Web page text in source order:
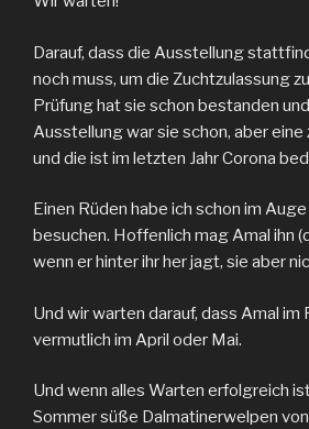
Darauf, dass die Ausstellung
noch muss, um die Zuchtzulassung
Prüfung hat sie schon bestanden
Ausstellung war sie schon, aber
und die ist im letzten Jahr Corona
Einen Rüden habe ich schon im
besuchen. Hoffenlich mag Amal ihn
wenn er hinter ihr her jagt, sie aber
Und wir warten darauf, dass Amal im
vermutlich im April oder Mai.
Und wenn alles Warten erfolgreich
Sommer süße Dalmatinerwelpen